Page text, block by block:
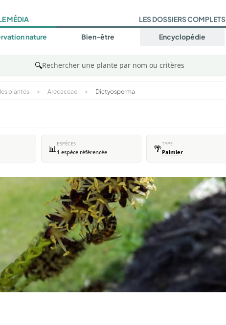
MÉDIA
nature
LES DOSSIERS COMPLETS
Bien-être Encyclopédie
🔍Rechercher une plante par nom ou critères
plantes > Arecaceae > Dictyosperma
📊 ESPÈCES
1 espèce référencée 🌴TYPE
Palmier